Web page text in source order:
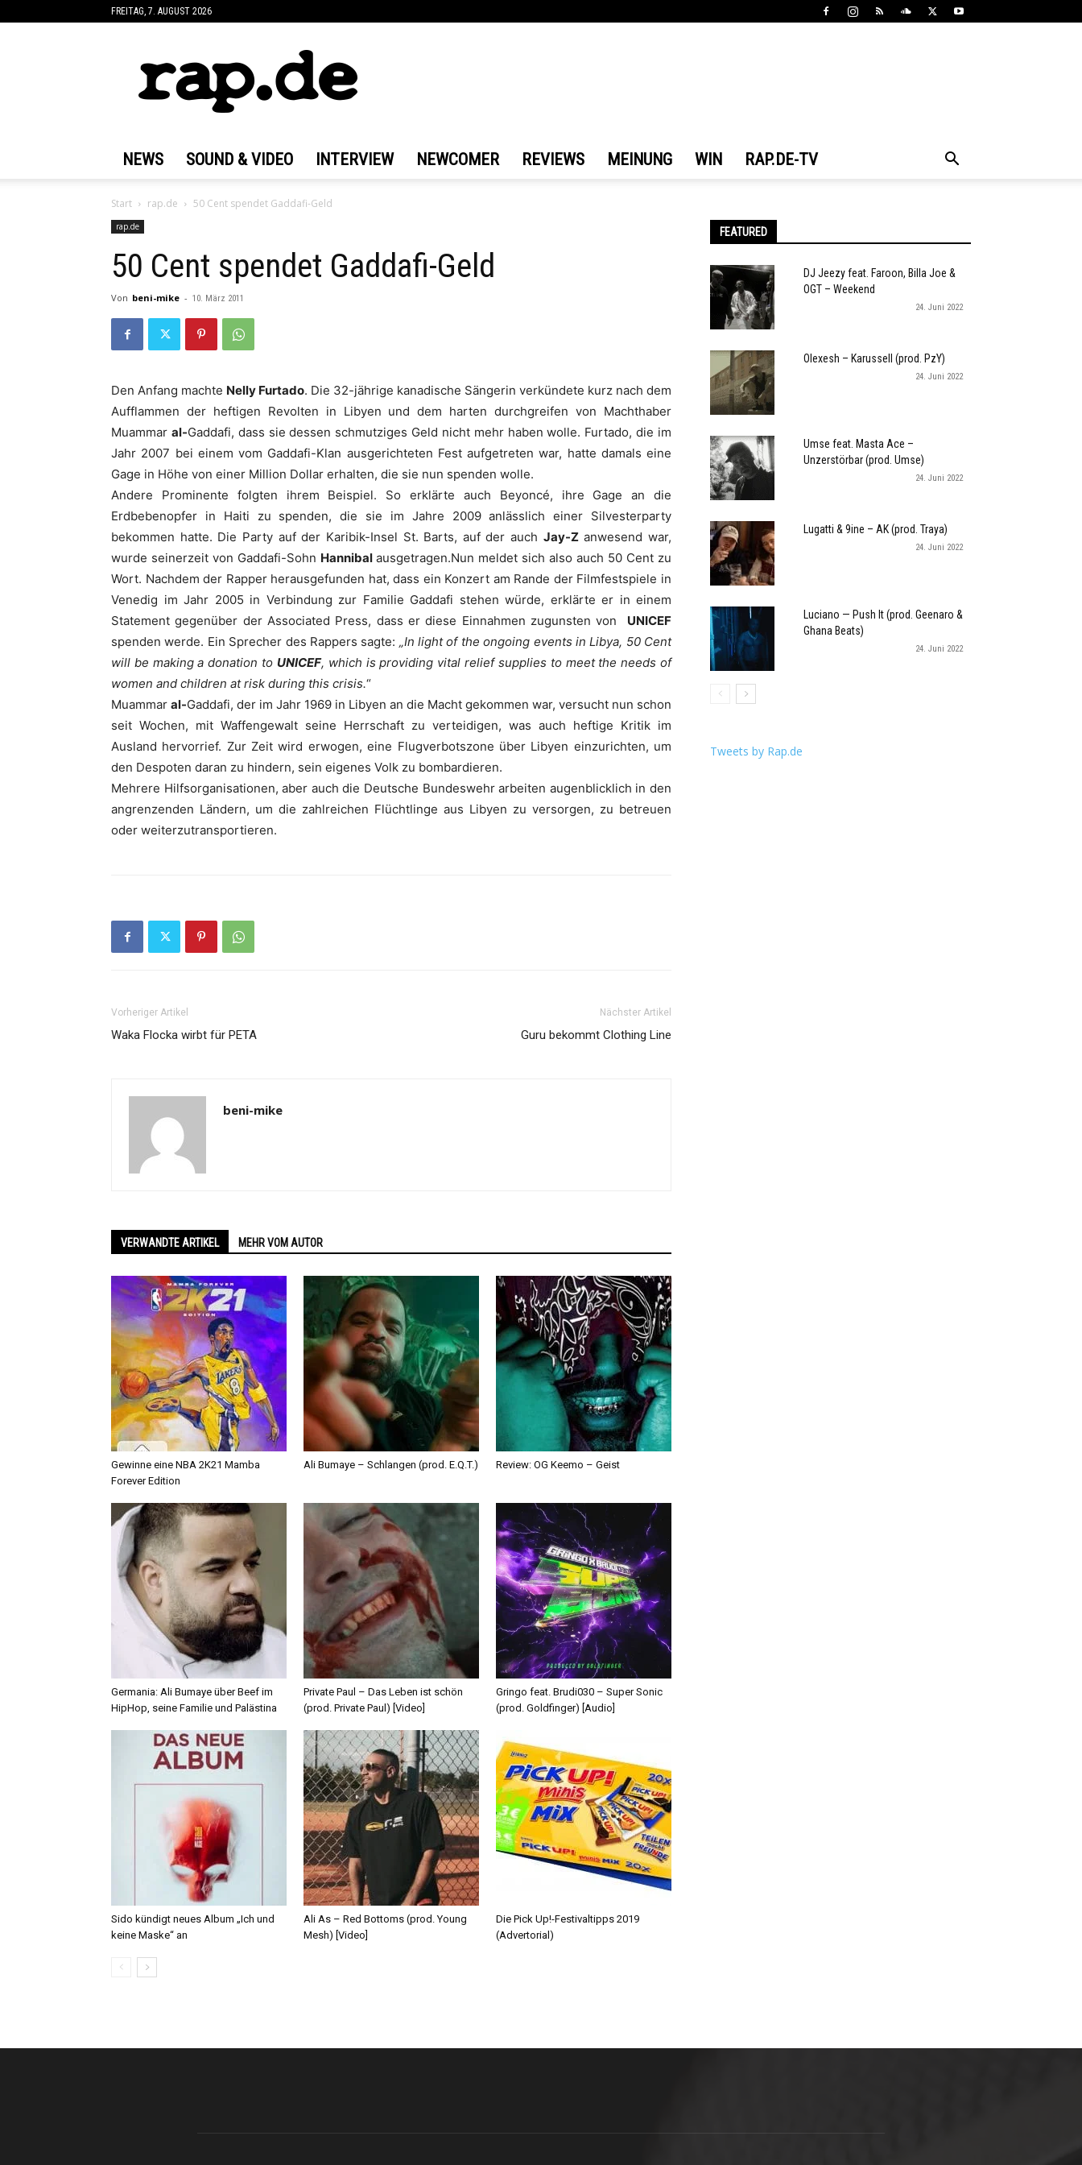
FREITAG, 7. AUGUST 2026
NEWS SOUND & VIDEO INTERVIEW NEWCOMER REVIEWS MEINUNG WIN RAP.DE-TV
Start rap.de 50 Cent spendet Gaddafi-Geld
rap.de
50 Cent spendet Gaddafi-Geld
Von beni-mike - 10. März 2011
Den Anfang machte Nelly Furtado. Die 32-jährige kanadische Sängerin verkündete kurz nach dem
Aufflammen der heftigen Revolten in Libyen und dem harten durchgreifen von Machthaber
Muammar al-Gaddafi, dass sie dessen schmutziges Geld nicht mehr haben wolle. Furtado, die im
Jahr 2007 bei einem vom Gaddafi-Klan ausgerichteten Fest aufgetreten war, hatte damals eine
Gage in Höhe von einer Million Dollar erhalten, die sie nun spenden wolle.
Andere Prominente folgten ihrem Beispiel. So erklärte auch Beyoncé, ihre Gage an die
Erdbebenopfer in Haiti zu spenden, die sie im Jahre 2009 anlässlich einer Silvesterparty
bekommen hatte. Die Party auf der Karibik-Insel St. Barts, auf der auch Jay-Zanwesend war,
wurde seinerzeit von Gaddafi-Sohn Hannibal ausgetragen.Nun meldet sich also auch 50 Cent zu
Wort. Nachdem der Rapper herausgefunden hat, dass ein Konzert am Rande der Filmfestspiele in
Venedig im Jahr 2005 in Verbindung zur Familie Gaddafi stehen würde, erklärte er in einem
Statement gegenüber der Associated Press, dass er diese Einnahmen zugunsten von UNICEF
spenden werde. Ein Sprecher des Rappers sagte: „In light of the ongoing events in Libya, 50 Cent
will be making a donation to UNICEF, which is providing vital relief supplies to meet the needs of
women and children at risk during this crisis.“
Muammar al-Gaddafi, der im Jahr 1969 in Libyen an die Macht gekommen war, versucht nun schon
seit Wochen, mit Waffengewalt seine Herrschaft zu verteidigen, was auch heftige Kritik im
Ausland hervorrief. Zur Zeit wird erwogen, eine Flugverbotszone über Libyen einzurichten, um
den Despoten daran zu hindern, sein eigenes Volk zu bombardieren.
Mehrere Hilfsorganisationen, aber auch die Deutsche Bundeswehr arbeiten augenblicklich in den
angrenzenden Ländern, um die zahlreichen Flüchtlinge aus Libyen zu versorgen, zu betreuen
oder weiterzutransportieren.
Vorheriger Artikel
Waka Flocka wirbt für PETA
Nächster Artikel
Guru bekommt Clothing Line
beni-mike
VERWANDTE ARTIKEL MEHR VOM AUTOR
Gewinne eine NBA 2K21 Mamba
Forever Edition
Ali Bumaye – Schlangen (prod. E.Q.T.) Review: OG Keemo – Geist
Germania: Ali Bumaye über Beef im
HipHop, seine Familie und Palästina
Private Paul – Das Leben ist schön
(prod. Private Paul) [Video]
Gringo feat. Brudi030 – Super Sonic
(prod. Goldfinger) [Audio]
Sido kündigt neues Album „Ich und
keine Maske“ an
Ali As – Red Bottoms (prod. Young
Mesh) [Video]
Die Pick Up!-Festivaltipps 2019
(Advertorial)
FEATURED
DJ Jeezy feat. Faroon, Billa Joe &
OGT – Weekend
24. Juni 2022
Olexesh – Karussell (prod. PzY)
24. Juni 2022
Umse feat. Masta Ace –
Unzerstörbar (prod. Umse)
24. Juni 2022
Lugatti & 9ine – AK (prod. Traya)
24. Juni 2022
Luciano — Push It (prod. Geenaro &
Ghana Beats)
24. Juni 2022
Tweets by Rap.de